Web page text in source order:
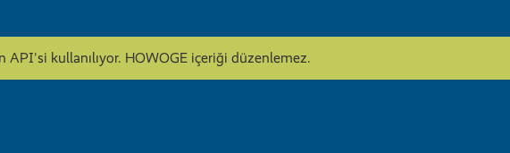
API'si kullanılıyor. HOWOGE içeriği düzenlemez.